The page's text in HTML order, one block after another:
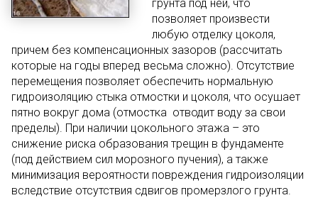
грунта под ней, что
позволяет произвести
любую отделку цоколя,
причем без компенсационных зазоров (рассчитать
которые на годы вперед весьма сложно). Отсутствие
перемещения позволяет обеспечить нормальную
гидроизоляцию стыка отмостки и цоколя, что осушает
пятно вокруг дома (отмостка отводит воду за свои
пределы). При наличии цокольного этажа – это
снижение риска образования трещин в фундаменте
(под действием сил морозного пучения), а также
минимизация вероятности повреждения гидроизоляции
вследствие отсутствия сдвигов промерзлого грунта.